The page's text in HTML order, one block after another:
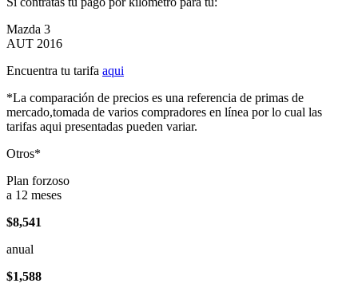
Mazda 3
AUT 2016
Encuentra tu tarifa aqui
*La comparación de precios es una referencia de primas de
mercado,tomada de varios compradores en línea por lo cual las
tarifas aqui presentadas pueden variar.
Otros*
Plan forzoso
a 12 meses
$8,541
anual
$1,588